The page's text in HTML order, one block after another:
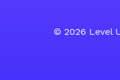
© 2026 Level